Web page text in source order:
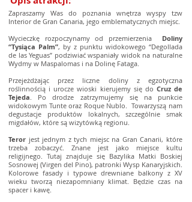
Zapraszamy Was do poznania wnętrza wyspy tzw
Interior de Gran Canaria, jego emblematycznych miejsc.
Wycieczkę rozpoczynamy od przemierzenia Doliny
“Tysiąca Palm”, by z punktu widokowego “Degollada
de las Yeguas” podziwiać wspaniały widok na naturalne
Wydmy w Maspalomas i na Dolinę Fataga.
Przejeżdżając przez liczne doliny z egzotyczna
roślinnością i urocze wioski kierujemy się do Cruz de
Tejeda. Po drodze zatrzymujemy się na punkcie
widokowym Tunte oraz Roque Nublo. Towarzyszą nam
degustacje produktów lokalnych, szczególnie smak
migdałów, które są wizytówką regionu.
Teror jest jednym z tych miejsc na Gran Canarii, które
trzeba zobaczyć. Znane jest jako miejsce kultu
religijnego. Tutaj znajduje się Bazylika Matki Boskiej
Sosnowej (Virgen del Pino), patronki Wysp Kanaryjskich.
Kolorowe fasady i typowe drewniane balkony z XV
wieku tworzą niezapomniany klimat. Będzie czas na
spacer i kawę.